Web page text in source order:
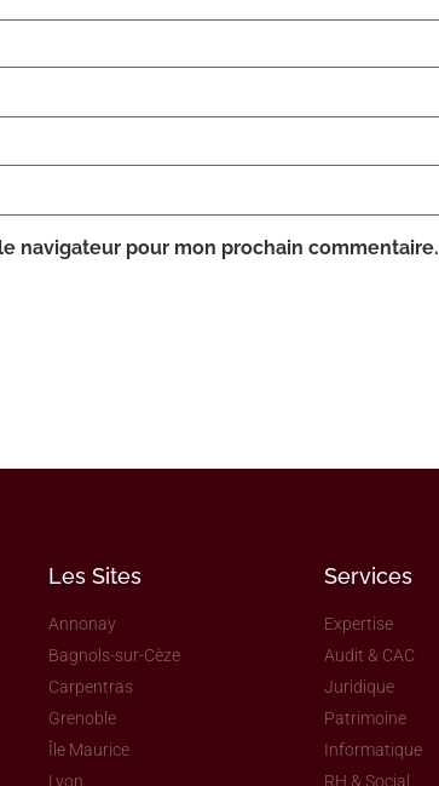
navigateur pour mon prochain commentaire.
Les Sites
Annonay
Bagnols-sur-Cèze
Carpentras
Grenoble
Île Maurice
Lyon
Services
Expertise
Audit & CAC
Juridique
Patrimoine
Informatique
RH & Social